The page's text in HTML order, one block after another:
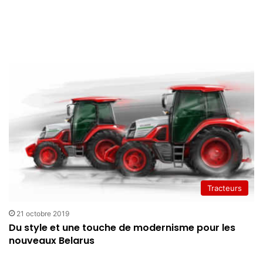
Tracteurs
21 octobre 2019
Du style et une touche de modernisme pour les
nouveaux Belarus